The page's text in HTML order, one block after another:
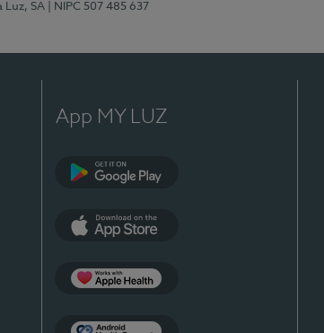
Luz, SA
| NIPC 507 485 637
App MY LUZ